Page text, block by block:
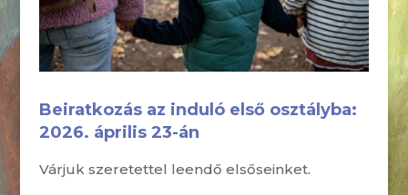
Beiratkozás az induló első osztályba:
2026. április 23-án
Várjuk szeretettel leendő elsőseinket.